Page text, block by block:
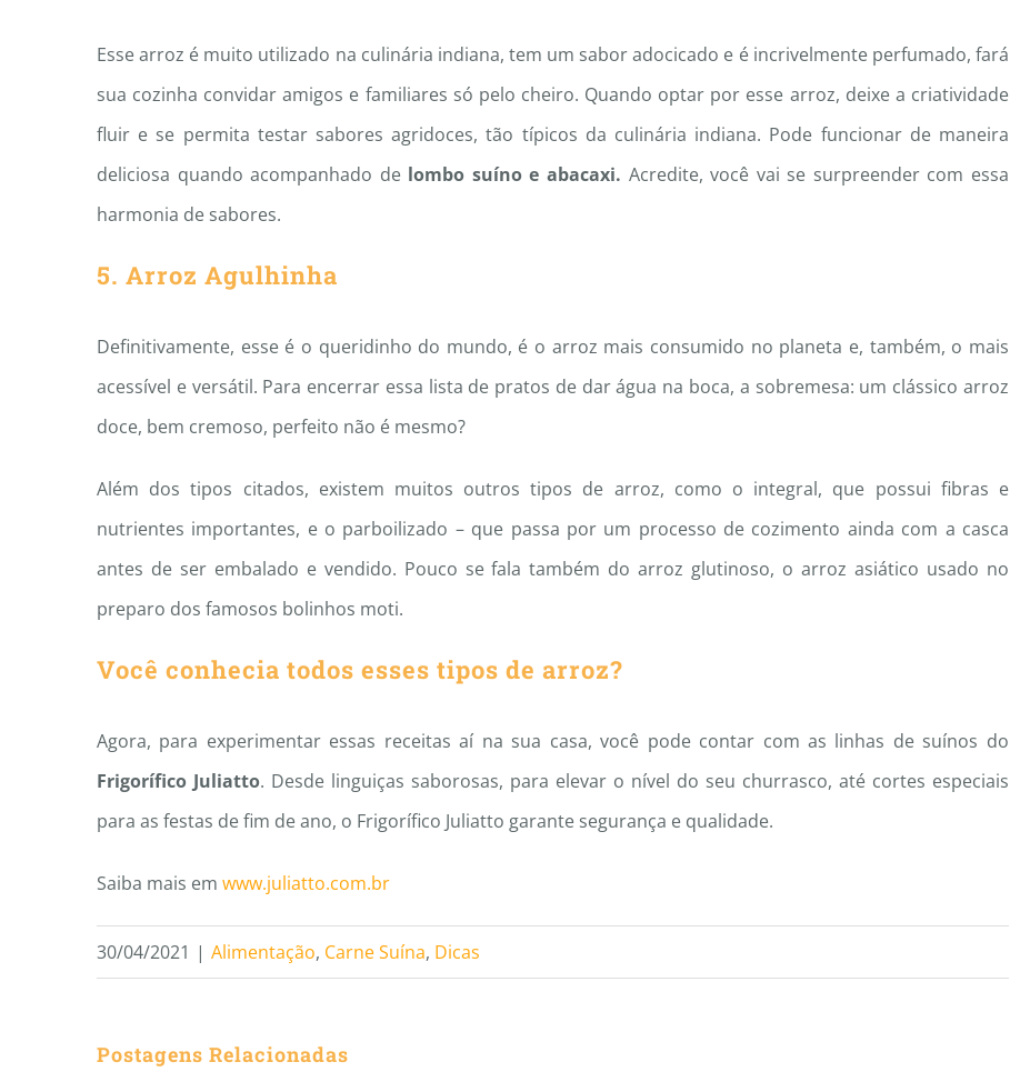
Esse arroz é muito utilizado na culinária indiana, tem um sabor adocicado e é incrivelmente perfumado, fará
sua cozinha convidar amigos e familiares só pelo cheiro. Quando optar por esse arroz, deixe a criatividade
fluir e se permita testar sabores agridoces, tão típicos da culinária indiana. Pode funcionar de maneira
deliciosa quando acompanhado de lombo suíno e abacaxi. Acredite, você vai se surpreender com essa
harmonia de sabores.
5. Arroz Agulhinha
Definitivamente, esse é o queridinho do mundo, é o arroz mais consumido no planeta e, também, o mais
acessível e versátil. Para encerrar essa lista de pratos de dar água na boca, a sobremesa: um clássico arroz
doce, bem cremoso, perfeito não é mesmo?
Além dos tipos citados, existem muitos outros tipos de arroz, como o integral, que possui fibras e
nutrientes importantes, e o parboilizado – que passa por um processo de cozimento ainda com a casca
antes de ser embalado e vendido. Pouco se fala também do arroz glutinoso, o arroz asiático usado no
preparo dos famosos bolinhos moti.
Você conhecia todos esses tipos de arroz?
Agora, para experimentar essas receitas aí na sua casa, você pode contar com as linhas de suínos do
Frigorífico Juliatto. Desde linguiças saborosas, para elevar o nível do seu churrasco, até cortes especiais
para as festas de fim de ano, o Frigorífico Juliatto garante segurança e qualidade.
Saiba mais em www.juliatto.com.br
30/04/2021 | Alimentação, Carne Suína, Dicas
Postagens Relacionadas